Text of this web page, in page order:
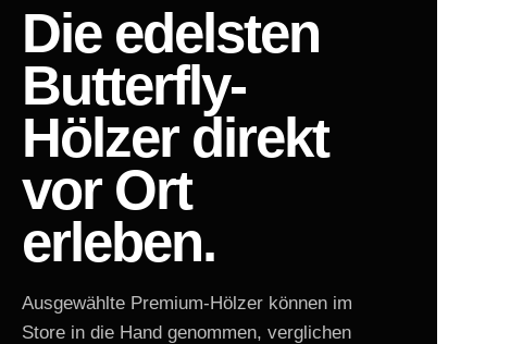
Die edelsten
Butterfly-
Hölzer direkt
vor Ort
erleben.
Ausgewählte Premium-Hölzer können im
Store in die Hand genommen, verglichen